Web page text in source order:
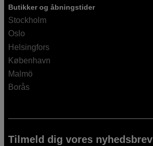
Butikker og åbningstider
Stockholm
Oslo
Helsingfors
København
Malmö
Borås
Tilmeld dig vores nyhedsbrev